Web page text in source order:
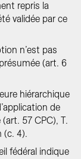
repris la
validée par ce
n’est pas
(art. 6
hiérarchique
de
(art. 57 CPC), T.
(c. 4).
fédéral indique